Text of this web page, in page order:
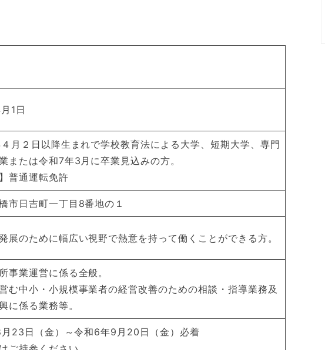
1日
月２日以降生まれで学校教育法による大学、短期大学、専門
または令和7年3月に卒業見込みの方。
普通運転免許
市日吉町一丁目8番地の１
展のために幅広い視野で熱意を持って働くことができる方。
事業運営に係る全般。
む中小・小規模事業者の経営改善のための相談・指導業務及
に係る業務等。
23日（金）～令和6年9月20日（金）必着